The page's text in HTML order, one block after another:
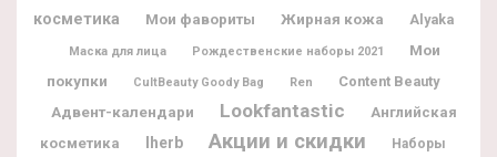
косметика
Мои фавориты Жирная кожа Alyaka
Маска для лица Рождественские наборы 2021
Мои
покупки
CultBeauty Goody Bag Ren Content Beauty
Адвент-календари Lookfantastic
Английская
косметика
Iherb Акции и скидки Наборы